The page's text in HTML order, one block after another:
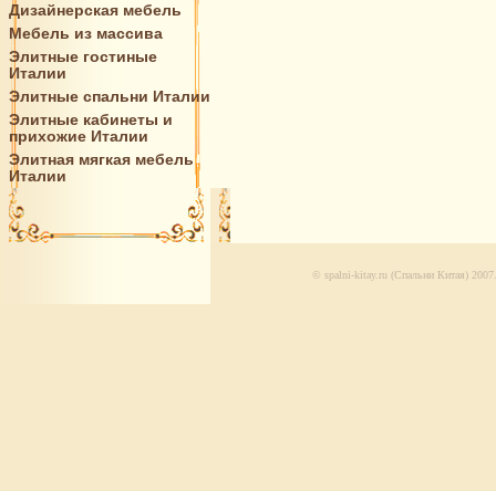
Дизайнерская мебель
Мебель из массива
Элитные гостиные
Италии
Элитные спальни Италии
Элитные кабинеты и
прихожие Италии
Элитная мягкая мебель
Италии
© spalni-kitay.ru (Спальни Китая) 2007.